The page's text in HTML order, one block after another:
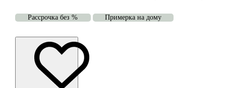
Рассрочка без % Примерка на дому